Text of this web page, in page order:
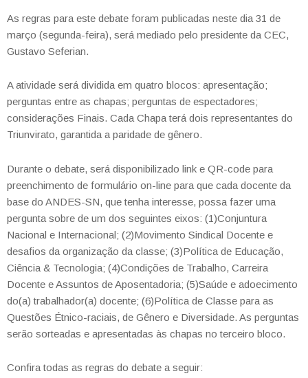
As regras para este debate foram publicadas neste dia 31 de
março (segunda-feira), será mediado pelo presidente da CEC,
Gustavo Seferian.
A atividade será dividida em quatro blocos: apresentação;
perguntas entre as chapas; perguntas de espectadores;
considerações Finais. Cada Chapa terá dois representantes do
Triunvirato, garantida a paridade de gênero.
Durante o debate, será disponibilizado link e QR-code para
preenchimento de formulário on-line para que cada docente da
base do ANDES-SN, que tenha interesse, possa fazer uma
pergunta sobre de um dos seguintes eixos: (1)Conjuntura
Nacional e Internacional; (2)Movimento Sindical Docente e
desafios da organização da classe; (3)Política de Educação,
Ciência & Tecnologia; (4)Condições de Trabalho, Carreira
Docente e Assuntos de Aposentadoria; (5)Saúde e adoecimento
do(a) trabalhador(a) docente; (6)Política de Classe para as
Questões Étnico-raciais, de Gênero e Diversidade. As perguntas
serão sorteadas e apresentadas às chapas no terceiro bloco.
Confira todas as regras do debate a seguir: